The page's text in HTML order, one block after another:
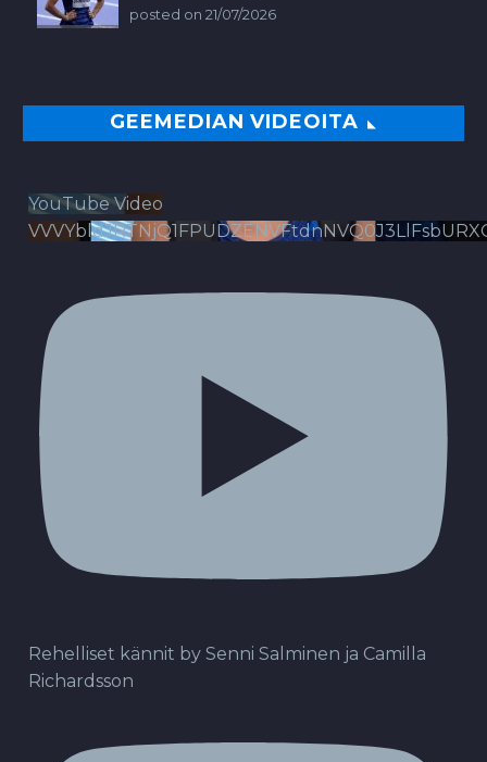
posted on 21/07/2026
GEEMEDIAN VIDEOITA
YouTube Video
Rehelliset kännit by Senni Salminen ja Camilla
Richardsson